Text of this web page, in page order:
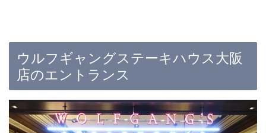
ウルフギャングステーキハウス大阪
店のエントランス